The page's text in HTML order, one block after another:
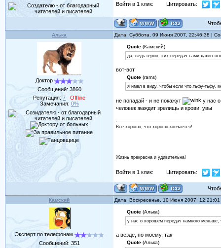
Войти в 1 клик: Цитировать:
Алька Дата: Суббота, 09 Июня 2007, 22:46:38 |
Доктор
Сообщений: 3860
Репутация:7
Offline
Замечания: 0%
Quote(Камский)
да, ведь герои этих передач сами дали
вот-вот
Quote(rams)
я имел в виду, чтобы если что,тьфу-тьфу,
не попадай - и не покажут
у нас о
человек жаждит зрелищь и крови. увы
Все хорошо, что хорошо кончается!
Жизнь прекрасна и удивительна!
Войти в 1 клик: Цитировать:
Камский Дата: Воскресенье, 10 Июня 2007,
Эксперт по телефонам
Сообщений: 351
Quote(Алька)
у нас о хорошем передач намного меньше,
а везде, по моему, так
Quote(Алька)